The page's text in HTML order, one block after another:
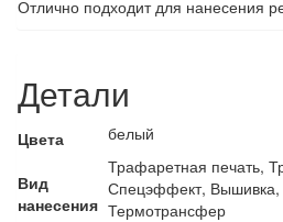
Отлично подходит для нанесения
Детали
Цвета белый
Вид
нанесения
Трафаретная печать,
Спецэффект, Вышивка,
Термотрансфер